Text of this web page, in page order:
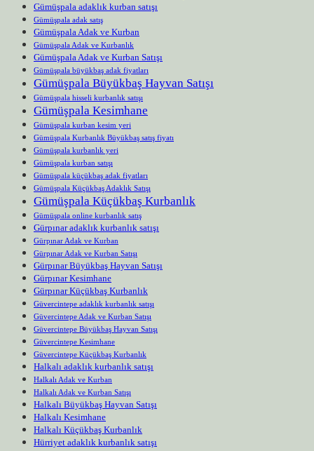
Gümüşpala adaklık kurban satışı
Gümüşpala adak satış
Gümüşpala Adak ve Kurban
Gümüşpala Adak ve Kurbanlık
Gümüşpala Adak ve Kurban Satışı
Gümüşpala büyükbaş adak fiyatları
Gümüşpala Büyükbaş Hayvan Satışı
Gümüşpala hisseli kurbanlık satışı
Gümüşpala Kesimhane
Gümüşpala kurban kesim yeri
Gümüşpala Kurbanlık Büyükbaş satış fiyatı
Gümüşpala kurbanlık yeri
Gümüşpala kurban satışı
Gümüşpala küçükbaş adak fiyatları
Gümüşpala Küçükbaş Adaklık Satışı
Gümüşpala Küçükbaş Kurbanlık
Gümüşpala online kurbanlık satış
Gürpınar adaklık kurbanlık satışı
Gürpınar Adak ve Kurban
Gürpınar Adak ve Kurban Satışı
Gürpınar Büyükbaş Hayvan Satışı
Gürpınar Kesimhane
Gürpınar Küçükbaş Kurbanlık
Güvercintepe adaklık kurbanlık satışı
Güvercintepe Adak ve Kurban Satışı
Güvercintepe Büyükbaş Hayvan Satışı
Güvercintepe Kesimhane
Güvercintepe Küçükbaş Kurbanlık
Halkalı adaklık kurbanlık satışı
Halkalı Adak ve Kurban
Halkalı Adak ve Kurban Satışı
Halkalı Büyükbaş Hayvan Satışı
Halkalı Kesimhane
Halkalı Küçükbaş Kurbanlık
Hürriyet adaklık kurbanlık satışı